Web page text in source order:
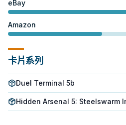
eBay
Amazon
卡片系列
Duel Terminal 5b
Hidden Arsenal 5: Steelswarm